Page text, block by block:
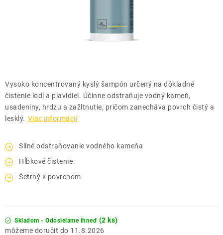
+421 918 725 111
Sledovanie zásielky
Vysoko koncentrovaný kyslý šampón určený na dôkladné
čistenie lodí a plavidiel. Účinne odstraňuje vodný kameň,
usadeniny, hrdzu a zažltnutie, pričom zanecháva povrch čistý a
lesklý. Viac informácií
Silné odstraňovanie vodného kameňa
Hĺbkové čistenie
Šetrný k povrchom
Skladom - Odosielame ihneď (2 ks)
11.8.2026